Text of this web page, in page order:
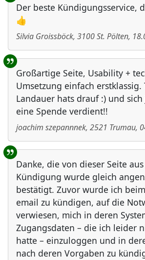
Der beste Kündigungsservice,
👍
Silvia Groissböck, 3100St. Pölten,
Großartige Seite, Usability +
Umsetzung einfach erstklassig.
Landauer hats drauf :) und
eine Spende verdient!!
joachim szepannnek, 2521 Trumau,
Danke, die von dieser Seite
Kündigung wurde gleich
bestätigt. Zuvor wurde ich
email zu kündigen, auf die
verwiesen, mich in deren
Zugangsdaten – die ich leider
hatte – einzuloggen und in
nach deren Vorgaben zu